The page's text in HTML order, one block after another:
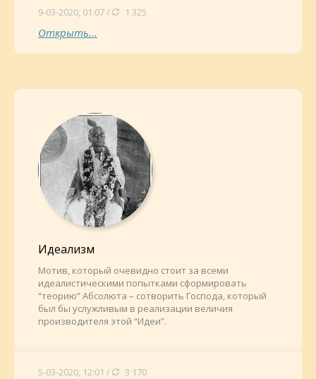
9-03-2020, 01:07 / 1 325
Открыть...
Идеализм
Мотив, который очевидно стоит за всеми
идеалистическими попытками сформировать
“теорию” Абсолюта – сотворить Господа, который
был бы услужливым в реализации величия
производителя этой “Идеи”.
5-03-2020, 12:01 / 3 170